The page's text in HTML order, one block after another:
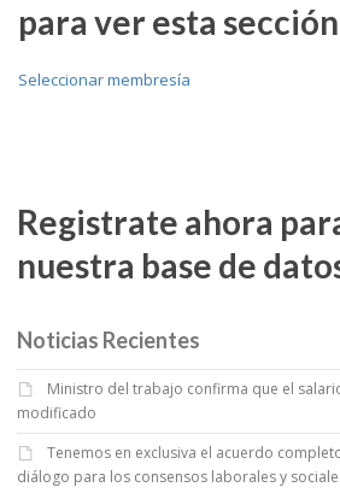
para ver esta sección
Seleccionar membresía
Registrate ahora
nuestra base de
Noticias Recientes
Ministro del trabajo confirma que el
modificado
Tenemos en exclusiva el acuerdo
diálogo para los consensos laborales y